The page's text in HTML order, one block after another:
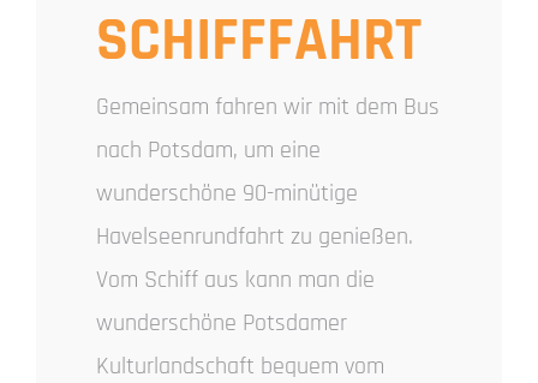
SCHIFFFAHRT
Gemeinsam fahren wir mit dem Bus
nach Potsdam, um eine
wunderschöne 90-minütige
Havelseenrundfahrt zu genießen.
Vom Schiff aus kann man die
wunderschöne Potsdamer
Kulturlandschaft bequem vom